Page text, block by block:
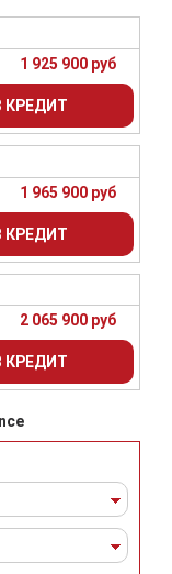
1 925 900 руб
КРЕДИТ
1 965 900 руб
КРЕДИТ
2 065 900 руб
КРЕДИТ